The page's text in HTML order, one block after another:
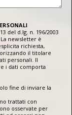
del d.lg. n. 196/2003
newsletter è
richiesta,
il titolare
personali. Il
i dati comporta
fine di inviare la
trattati con
osservate per